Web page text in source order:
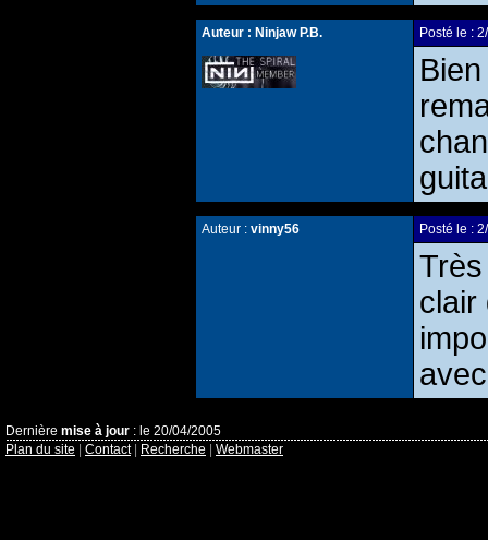
Auteur : Ninjaw P.B. Posté le :
Auteur : vinny56 Posté le :
clair
Dernière mise à jour : le 20/04/2005
Plan du site
Contact| Recherche Webmaster